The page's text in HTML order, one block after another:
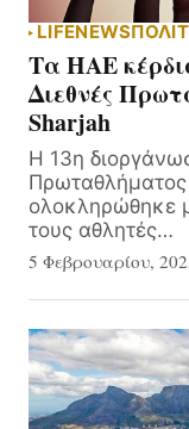
LIFENEWS
Τα ΗΑΕ
Διεθνές
Sharjah
Η 13η
ολοκληρώθηκε
τους αθλητές…
5 Φεβρουαρίου,